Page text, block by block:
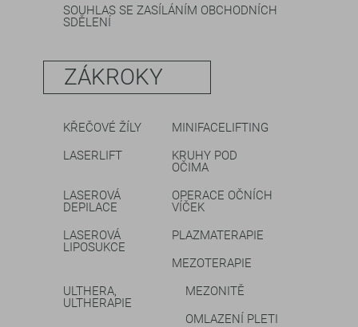
SOUHLAS SE ZASÍLÁNÍM OBCHODNÍCH
SDĚLENÍ
ZÁKROKY
KŘEČOVÉ ŽÍLY
MINIFACELIFTING
LASERLIFT
KRUHY POD
OČIMA
LASEROVÁ
DEPILACE
OPERACE OČNÍCH
VÍČEK
LASEROVÁ
LIPOSUKCE
PLAZMATERAPIE
MEZOTERAPIE
ULTHERA,
ULTHERAPIE
MEZONITĚ
OMLAZENÍ PLETI